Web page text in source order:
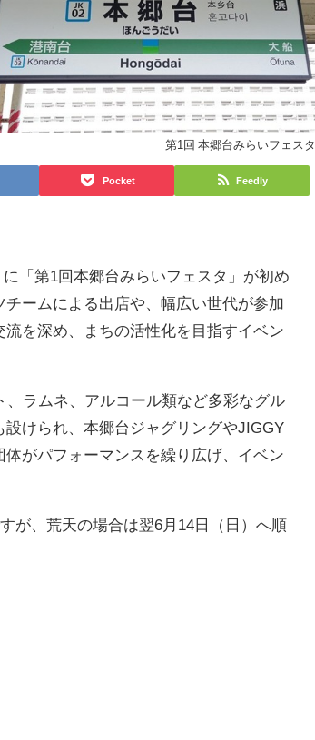
第1回 本郷台みらいフェスタ
Pocket Feedly
「第1回本郷台みらいフェスタ」が初め
ームによる出店や、幅広い世代が参加
を深め、まちの活性化を目指すイベン
ラムネ、アルコール類など多彩なグル
けられ、本郷台ジャグリングやJIGGY
がパフォーマンスを繰り広げ、イベン
が、荒天の場合は翌6月14日（日）へ順